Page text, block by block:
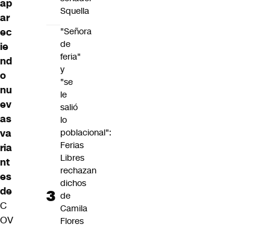
ap
ar
ec
ie
nd
o
nu
ev
as
va
ria
nt
es
de
C
OV
Squella
"Señora
de
feria"
y
"se
le
salió
lo
poblacional":
Ferias
Libres
rechazan
dichos
de
Camila
Flores